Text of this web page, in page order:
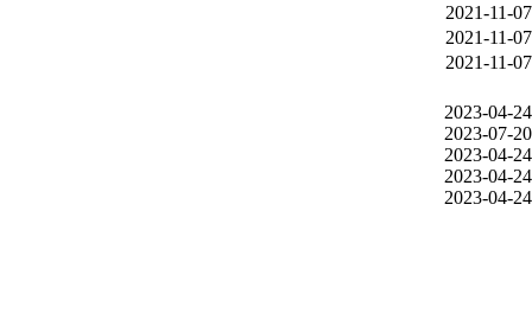
2021-11-07
2021-11-07
2021-11-07
2023-04-24
2023-07-20
2023-04-24
2023-04-24
2023-04-24